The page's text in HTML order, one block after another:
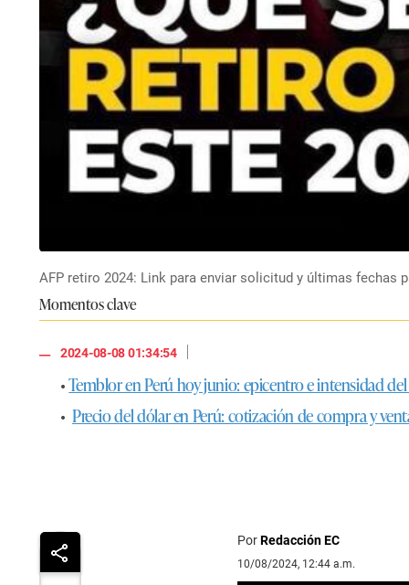
AFP retiro 2024: Link para enviar solicitud y últimas fechas
Momentos clave
2024-08-08 01:34:54
|
•Temblor en Perú hoy junio: epicentro e intensidad
• Precio del dólar en Perú: cotización de compra y
PorRedacción EC
10/08/2024, 12:44 a.m.